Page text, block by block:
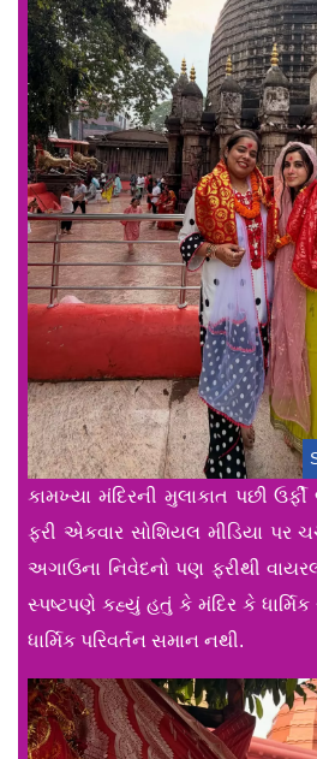
કામખ્યા મંદિરની મુલાકાત પછી
ફરી એકવાર સોશિયલ મીડિયા પર
અગાઉના નિવેદનો પણ ફરીથી
સ્પષ્ટપણે કહ્યું હતું કે મંદિર કે
ધાર્મિક પરિવર્તન સમાન નથી.